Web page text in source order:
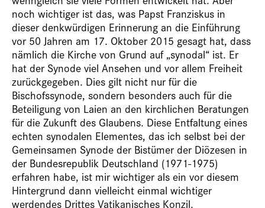
noch wichtiger ist das, was Papst Franziskus in
dieser denkwürdigen Erinnerung an die Einführung
vor 50 Jahren am 17. Oktober 2015 gesagt hat, dass
nämlich die Kirche von Grund auf „synodal“ ist. Er
hat der Synode viel Ansehen und vor allem Freiheit
zurückgegeben. Dies gilt nicht nur für die
Bischofssynode, sondern besonders auch für die
Beteiligung von Laien an den kirchlichen Beratungen
für die Zukunft des Glaubens. Diese Entfaltung eines
echten synodalen Elementes, das ich selbst bei der
Gemeinsamen Synode der Bistümer der Diözesen in
der Bundesrepublik Deutschland (1971-1975)
erfahren habe, ist mir wichtiger als ein vor diesem
Hintergrund dann vielleicht einmal wichtiger
werdendes Drittes Vatikanisches Konzil.